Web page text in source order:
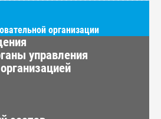
организации
управления